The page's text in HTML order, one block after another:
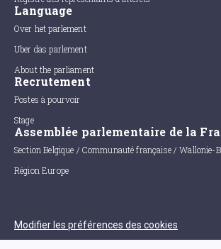
Language
Over het parlement
Uber das parlement
About the parliament
Recrutement
Postes à pourvoir
Stage
Assemblée parlementaire de la
Section Belgique / Communauté française / Wallonie-
Région Europe
Modifier les préférences des cookies